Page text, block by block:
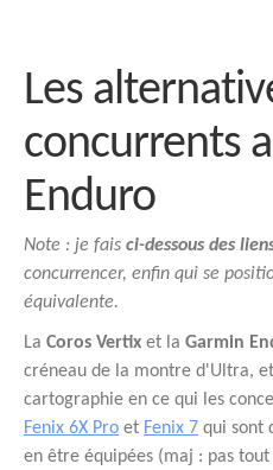
Les
concurrents
Enduro
Note : je fais ci-dessous des
concurrencer, enfin qui se
équivalente.
La Coros Vertix et la Garmin
créneau de la montre d'Ultra,
cartographie en ce qui les
Fenix 6X Pro et Fenix 7 qui sont
en être équipées (maj : pas